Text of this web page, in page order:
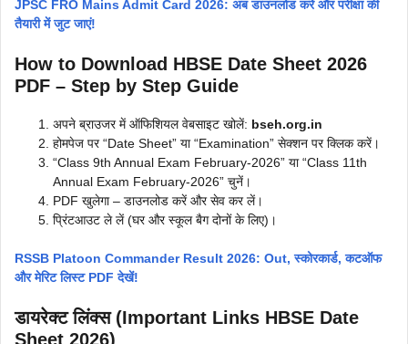
JPSC FRO Mains Admit Card 2026: अब डाउनलोड करें और परीक्षा की
तैयारी में जुट जाएं!
How to Download HBSE Date Sheet 2026
PDF – Step by Step Guide
अपने ब्राउजर में ऑफिशियल वेबसाइट खोलें: bseh.org.in
होमपेज पर “Date Sheet” या “Examination” सेक्शन पर क्लिक करें।
“Class 9th Annual Exam February-2026” या “Class 11th
Annual Exam February-2026” चुनें।
PDF खुलेगा – डाउनलोड करें और सेव कर लें।
प्रिंटआउट ले लें (घर और स्कूल बैग दोनों के लिए)।
RSSB Platoon Commander Result 2026: Out, स्कोरकार्ड, कटऑफ
और मेरिट लिस्ट PDF देखें!
डायरेक्ट लिंक्स (Important Links HBSE Date
Sheet 2026)